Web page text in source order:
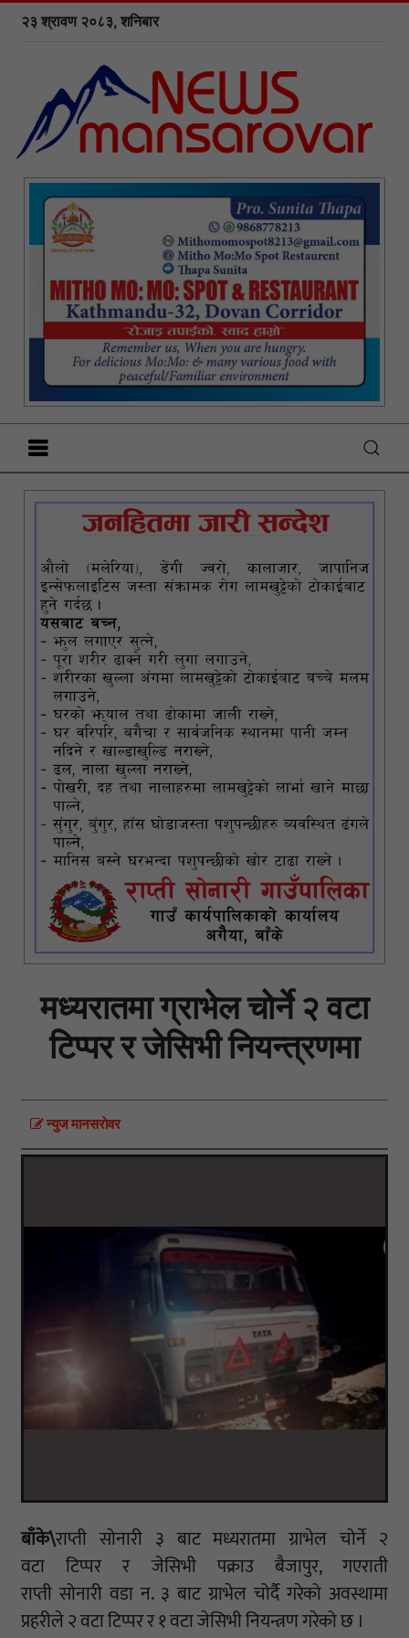
२३ श्रावण २०८३, शनिबार
मध्यरातमा ग्राभेल चोर्ने २ वटा
टिप्पर र जेसिभी नियन्त्रणमा
न्युज मानसराेवर
बाँके\राप्ती सोनारी३ बाट मध्यरातमा ग्राभेल चोर्ने २
वटाटिप्परर जेसिभीपक्राउ बैजापुर, गएराती
राप्ती सोनारी वडा न. ३ बाट ग्राभेल चोर्दैगरेको अवस्थामा
प्रहरीले २ वटाटिप्परर १ वटाजेसिभीनियन्त्रण गरेको छ ।